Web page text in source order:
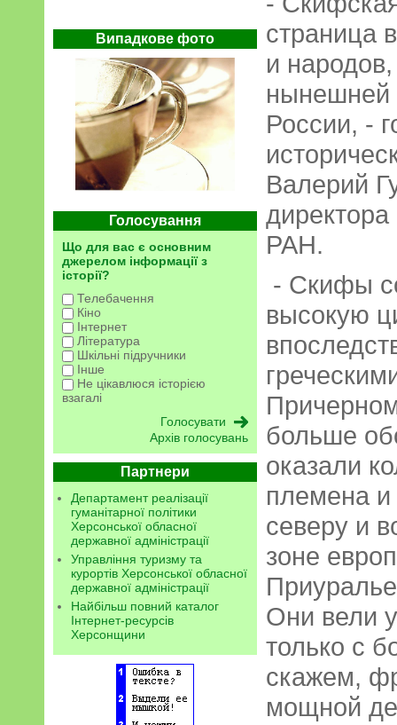
Випадкове фото
Голосування
Що для вас є основним
джерелом інформації з
історії?
Телебачення
Кіно
Інтернет
Література
Шкільні підручники
Інше
Не цікавлюся історією
взагалі
Архів голосувань
Партнери
Департамент реалізації
гуманітарної політики
Херсонської обласної
державної адміністрації
Управління туризму та
курортів Херсонської обласної
державної адміністрації
Найбільш повний каталог
Інтернет-ресурсів
Херсонщини
страница
и
России, -
Валерий
директора
РАН.
- Скифы
высокую
больше
оказали
племена
северу и
зоне
Они вели
только с
скажем,
мощной